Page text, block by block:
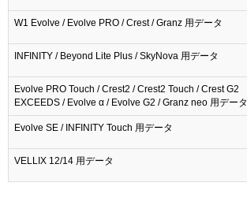
W1 Evolve / Evolve PRO / Crest / Granz 用データ
INFINITY / Beyond Lite Plus / SkyNova 用データ
Evolve PRO Touch / Crest2 / Crest2 Touch / Crest G2
EXCEEDS / Evolve α / Evolve G2 / Granz neo 用データ
Evolve SE / INFINITY Touch 用データ
VELLIX 12/14 用データ